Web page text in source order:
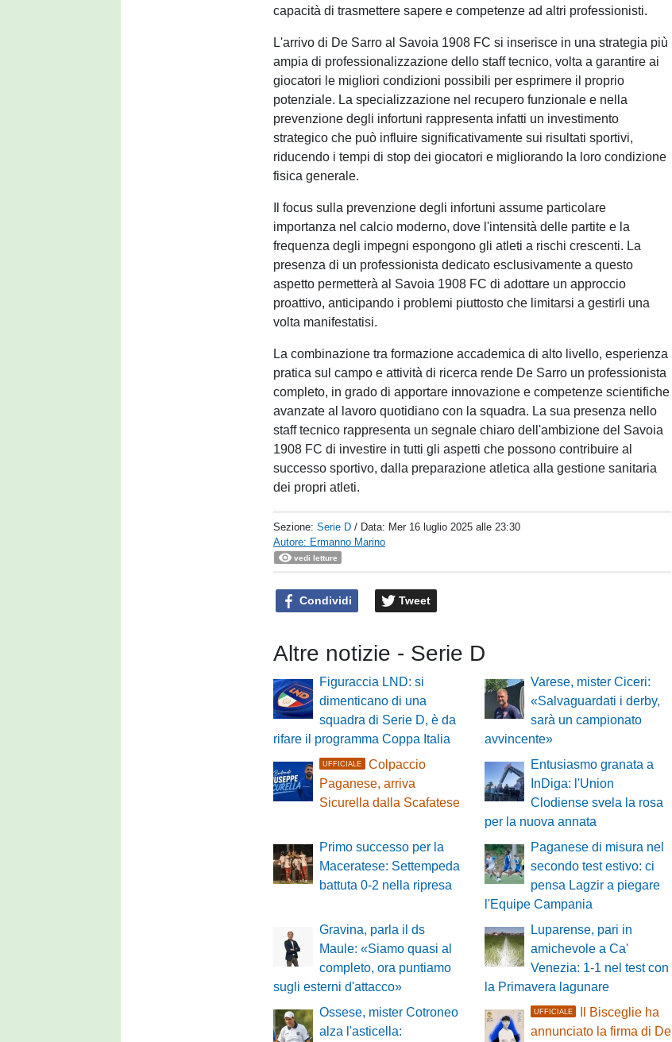
capacità di trasmettere sapere e competenze ad altri professionisti.
L'arrivo di De Sarro al Savoia 1908 FC si inserisce in una strategia più
ampia di professionalizzazione dello staff tecnico, volta a garantire ai
giocatori le migliori condizioni possibili per esprimere il proprio
potenziale. La specializzazione nel recupero funzionale e nella
prevenzione degli infortuni rappresenta infatti un investimento
strategico che può influire significativamente sui risultati sportivi,
riducendo i tempi di stop dei giocatori e migliorando la loro condizione
fisica generale.
Il focus sulla prevenzione degli infortuni assume particolare
importanza nel calcio moderno, dove l'intensità delle partite e la
frequenza degli impegni espongono gli atleti a rischi crescenti. La
presenza di un professionista dedicato esclusivamente a questo
aspetto permetterà al Savoia 1908 FC di adottare un approccio
proattivo, anticipando i problemi piuttosto che limitarsi a gestirli una
volta manifestatisi.
La combinazione tra formazione accademica di alto livello, esperienza
pratica sul campo e attività di ricerca rende De Sarro un professionista
completo, in grado di apportare innovazione e competenze scientifiche
avanzate al lavoro quotidiano con la squadra. La sua presenza nello
staff tecnico rappresenta un segnale chiaro dell'ambizione del Savoia
1908 FC di investire in tutti gli aspetti che possono contribuire al
successo sportivo, dalla preparazione atletica alla gestione sanitaria
dei propri atleti.
Sezione:Serie D / Data: Mer 16 luglio 2025 alle 23:30
Autore: Ermanno Marino
vedi letture
Condividi Tweet
Altre notizie - Serie D
Figuraccia LND: si
dimenticano di una
squadra di Serie D, è da
rifare il programma Coppa Italia
Varese, mister Ciceri:
«Salvaguardati i derby,
sarà un campionato
avvincente»
UFFICIALE
Colpaccio
Paganese, arriva
Sicurella dalla Scafatese
Entusiasmo granata a
InDiga: l'Union
Clodiense svela la rosa
per la nuova annata
Primo successo per la
Maceratese: Settempeda
battuta 0-2 nella ripresa
Paganese di misura nel
secondo test estivo: ci
pensa Lagzir a piegare
l'Equipe Campania
Gravina, parla il ds
Maule: «Siamo quasi al
completo, ora puntiamo
sugli esterni d'attacco»
Luparense, pari in
amichevole a Ca'
Venezia: 1-1 nel test con
la Primavera lagunare
Ossese, mister Cotroneo
alza l'asticella:
UFFICIALE
Il Bisceglie ha
annunciato la firma di De